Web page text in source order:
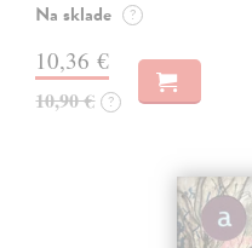
Na sklade ?
10,36 €
10,90 € ?